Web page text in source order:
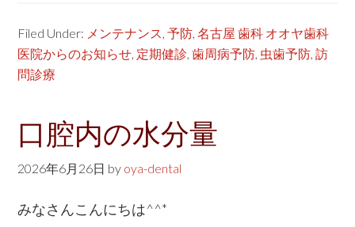
Filed Under: メンテナンス ,予防 ,名古屋 歯科 オオヤ歯科
医院からのお知らせ 定期健診 ,歯周病予防 虫歯予防 ,訪
問診療
口腔内の水分量
2026年6月26日 by oya-dental
みなさんこんにちは^^*